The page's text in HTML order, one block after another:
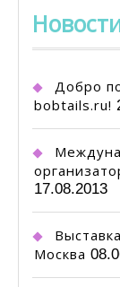
Добро
bobtails.ru!
17.08.2013
Москва